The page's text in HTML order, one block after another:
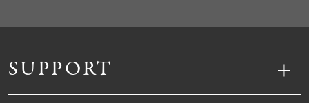
SUPPORT